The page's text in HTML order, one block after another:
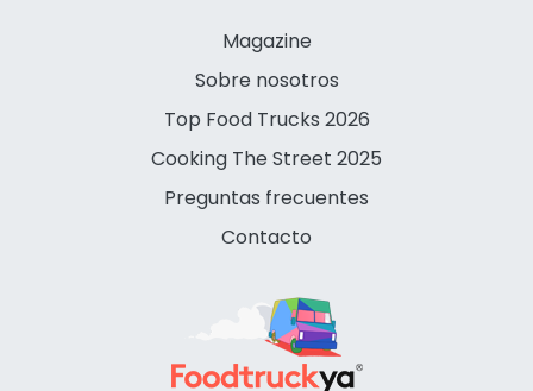
Magazine
Sobre nosotros
Top Food Trucks 2026
Cooking The Street 2025
Preguntas frecuentes
Contacto